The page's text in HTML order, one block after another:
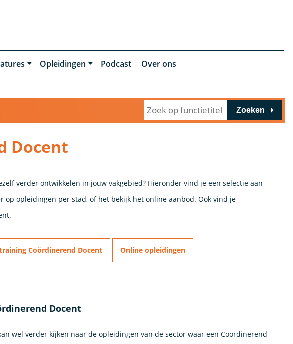
Opleidingen Podcast
Over ons
Zoeken
Docent
verder ontwikkelen in jouw vakgebied? Hieronder vind je een selectie aan
op opleidingen per stad, of het bekijk het online aanbod. Ook vind je
Coördinerend Docent Online opleidingen
Docent
wel verder kijken naar de opleidingen van de sector waar een Coördinerend